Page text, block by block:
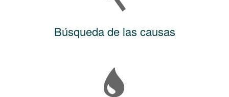
Búsqueda de las causas